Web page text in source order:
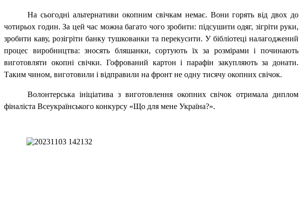
На сьогодні альтернативи окопним свічкам немає. Вони горять від двох до
чотирьох годин. За цей час можна багато чого зробити: підсушити одяг, зігріти руки,
зробити каву, розігріти банку тушкованки та перекусити. У бібліотеці налагоджений
процес виробництва: зносять бляшанки, сортують їх за розмірами і починають
виготовляти окопні свічки. Гофрований картон і парафін закупляють за донати.
Таким чином, виготовили і відправили на фронт не одну тисячу окопних свічок.
Волонтерська ініціатива з виготовлення окопних свічок отримала диплом
фіналіста Всеукраїнського конкурсу «Що для мене Україна?».